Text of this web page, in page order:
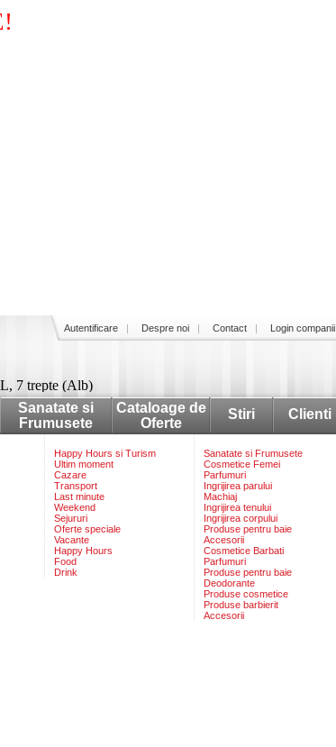
7 trepte (Alb)
Autentificare Despre noi Contact Login companii
Sanatate si
Frumusete
Cataloage de
Oferte
Stiri Clienti
Happy Hours si Turism
Ultim moment
Cazare
Transport
Last minute
Weekend
Sejururi
Oferte speciale
Vacante
Happy Hours
Food
Drink
Sanatate si Frumusete
Cosmetice Femei
Parfumuri
Ingrijirea parului
Machiaj
Ingrijirea tenului
Ingrijirea corpului
Produse pentru baie
Accesorii
Cosmetice Barbati
Parfumuri
Produse pentru baie
Deodorante
Produse cosmetice
Produse barbierit
Accesorii